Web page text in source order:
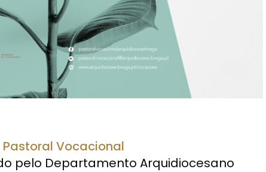
Vocacional
pelo Departamento Arquidiocesano